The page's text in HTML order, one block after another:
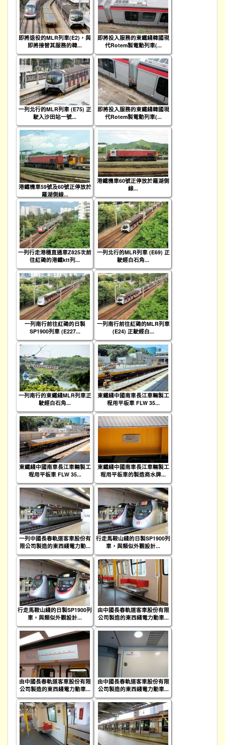
即將退役的MLR列車(E2)，與
即將接替其服務的韓...
即將投入服務的東鐵綫韓國現
代Rotem製電動列車(...
一列北行的MLR列車 (E75) 正
駛入沙田站一號...
即將投入服務的東鐵綫韓國現
代Rotem製電動列車(...
港鐵機車59號及60號正停放於
羅湖側線...
港鐵機車60號正停放於羅湖側
線...
一列行走港穗直通車Z825次前
往紅磡的港鐵ktt列...
一列北行的MLR列車 (E69) 正
駛經白石角...
一列南行前往紅磡的日製
SP1900列車 (E227...
一列南行前往紅磡的MLR列車
(E24) 正駛經白...
一列南行的東鐵綫MLR列車正
駛經白石角...
東鐵綫中國南車長江車輛製工
程用平板車 FLW 35...
東鐵綫中國南車長江車輛製工
程用平板車 FLW 35...
東鐵綫中國南車長江車輛製工
程用平板車的製造商水牌...
一列中國長春軌道客車股份有
限公司製造的東西綫電力動...
行走馬鞍山綫的日製SP1900列
車，與類似外觀設計...
行走馬鞍山綫的日製SP1900列
車，與類似外觀設計...
由中國長春軌道客車股份有限
公司製造的東西綫電力動車...
由中國長春軌道客車股份有限
公司製造的東西綫電力動車...
由中國長春軌道客車股份有限
公司製造的東西綫電力動車...